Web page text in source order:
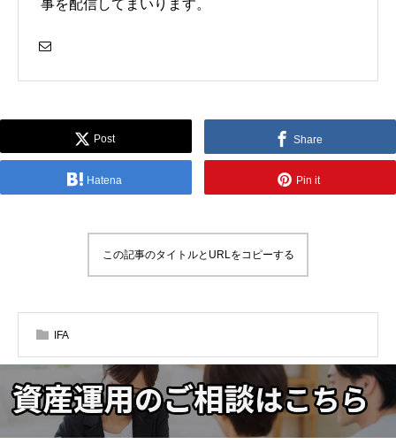
事を配信してまいります。
Post Share
Hatena Pin it
この記事のタイトルとURLをコピーする
IFA